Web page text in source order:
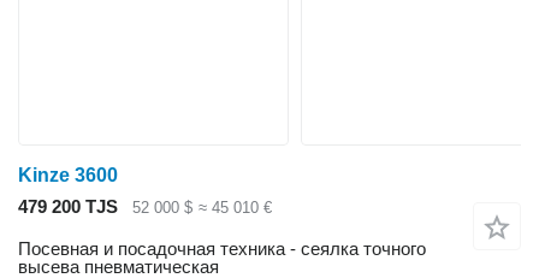
Kinze 3600
479 200 TJS
52 000 $ ≈ 45 010 €
Посевная и посадочная техника - сеялка точного
высева пневматическая